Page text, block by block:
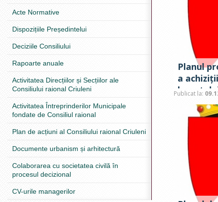
Acte Normative
Dispozițiile Președintelui
Deciziile Consiliului
Rapoarte anuale
Activitatea Direcțiilor și Secțiilor ale
Consiliului raional Criuleni
Activitatea Întreprinderilor Municipale
fondate de Consiliul raional
Plan de acțiuni al Consiliului raional Criuleni
Documente urbanism și arhitectură
Colaborarea cu societatea civilă în
procesul decizional
CV-urile managerilor
Planul
a
2025
Publicat la: